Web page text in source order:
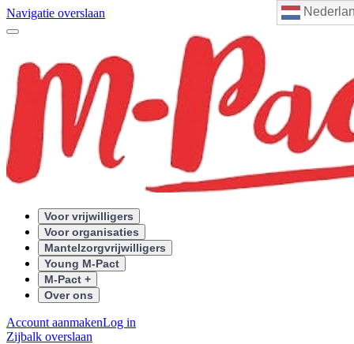
Navigatie overslaan
Voor vrijwilligers
Voor organisaties
Mantelzorgvrijwilligers
Young M-Pact
M-Pact +
Over ons
Account aanmakenLog in
Zijbalk overslaan